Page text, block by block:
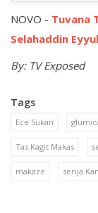
NOVO - Tuvana
Selahaddin
By: TV Exposed
Tags
Ece Sukan
Tas Kagit Makas
makaze serija